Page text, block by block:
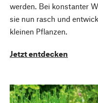
werden. Bei konstanter
sie nun rasch und
kleinen Pflanzen.
Jetzt entdecken